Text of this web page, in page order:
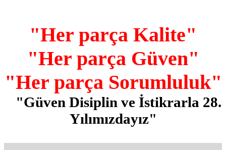
"Her parça Kalite"
"Her parça Güven"
"Her parça Sorumluluk"
"Güven Disiplin ve İstikrarla 28.
Yılımızdayız"